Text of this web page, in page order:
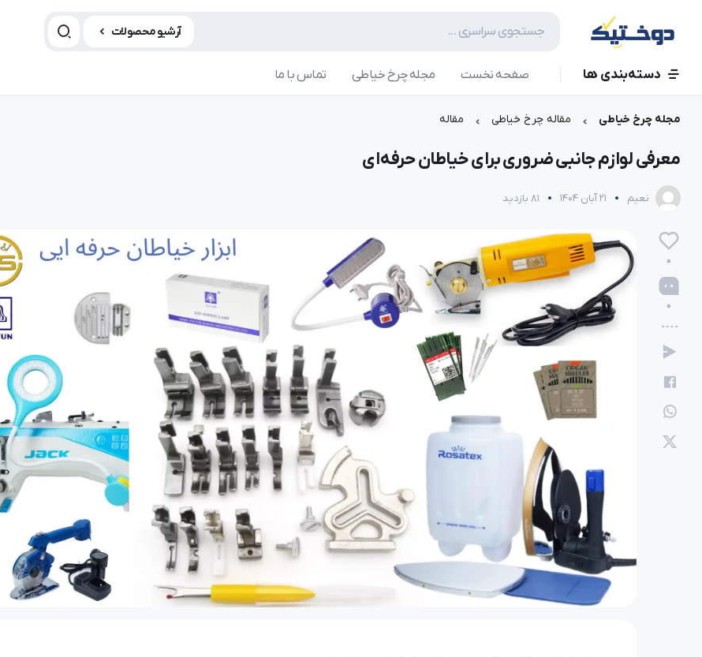
آرشیو محصولات
دسته‌بندی ها صفحه نخست مجله چرخ خیاطی تماس با ما
مجله چرخ خیاطی مقاله چرخ خیاطی مقاله
معرفی لوازم جانبی ضروری برای خیاطان حرفه‌ای
نعیم 21 آبان 1404 81 بازدید
0
0
128 بازدید
انواع پایه چرخ خیاطی و کاربرد هر مدل
نعیم 110 بازدید